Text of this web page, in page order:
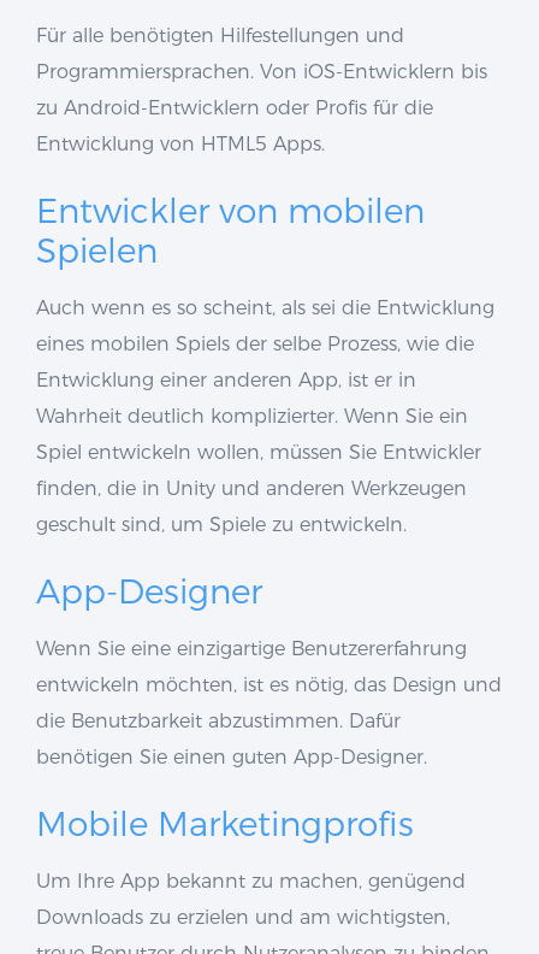
Für alle benötigten Hilfestellungen und
Programmiersprachen. Von iOS-Entwicklern bis
zu Android-Entwicklern oder Profis für die
Entwicklung von HTML5 Apps.
Entwickler von mobilen
Spielen
Auch wenn es so scheint, als sei die Entwicklung
eines mobilen Spiels der selbe Prozess, wie die
Entwicklung einer anderen App, ist er in
Wahrheit deutlich komplizierter. Wenn Sie ein
Spiel entwickeln wollen, müssen Sie Entwickler
finden, die in Unity und anderen Werkzeugen
geschult sind, um Spiele zu entwickeln.
App-Designer
Wenn Sie eine einzigartige Benutzererfahrung
entwickeln möchten, ist es nötig, das Design und
die Benutzbarkeit abzustimmen. Dafür
benötigen Sie einen guten App-Designer.
Mobile Marketingprofis
Um Ihre App bekannt zu machen, genügend
Downloads zu erzielen und am wichtigsten,